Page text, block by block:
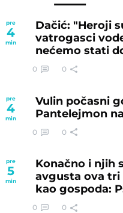
pre
4
min
Dačić: "Heroji
vatrogasci
nećemo stati
0 0
pre
4
min
Vulin počasni
Pantelejmon
0 0
pre
5
min
Konačno i njih
avgusta ova tri
kao gospoda:
0 0